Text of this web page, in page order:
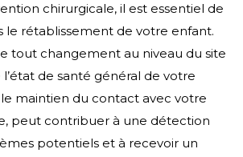
chirurgicale, il est essentiel de
le rétablissement de votre enfant.
tout changement au niveau du site
de santé général de votre
maintien du contact avec votre
peut contribuer à une détection
potentiels et à recevoir un